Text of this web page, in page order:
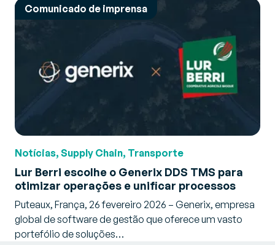
Comunicado de imprensa
Notícias, Supply Chain, Transporte
Lur Berri escolhe o Generix DDS TMS para
otimizar operações e unificar processos
Puteaux, França, 26 fevereiro 2026 – Generix, empresa
global de software de gestão que oferece um vasto
portefólio de soluções…